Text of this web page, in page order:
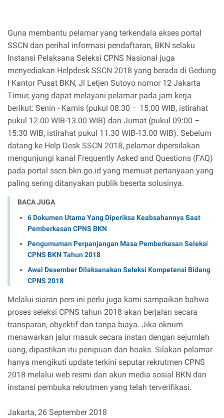
Guna membantu pelamar yang terkendala akses portal
SSCN dan perihal informasi pendaftaran, BKN selaku
Instansi Pelaksana Seleksi CPNS Nasional juga
menyediakan Helpdesk SSCN 2018 yang berada di Gedung
I Kantor Pusat BKN, Jl Letjen Sutoyo nomor 12 Jakarta
Timur, yang dapat melayani pelamar pada jam kerja
berikut: Senin - Kamis (pukul 08:30 – 15:00 WIB, istirahat
pukul 12.00 WIB-13.00 WIB) dan Jumat (pukul 09:00 –
15:30 WIB, istirahat pukul 11.30 WIB-13.00 WIB). Sebelum
datang ke Help Desk SSCN 2018, pelamar dipersilakan
mengunjungi kanal Frequently Asked and Questions (FAQ)
pada portal sscn.bkn.go.id yang memuat pertanyaan yang
paling sering ditanyakan publik beserta solusinya.
BACA JUGA
6 Dokumen Utama Yang Diperiksa Keabsahannya Saat
Pemberkasan CPNS BKN
Pengumuman Perpanjangan Masa Pemberkasan Seleksi
CPNS BKN Tahun 2018
Awal Desember Dilaksanakan Seleksi Kompetensi Bidang
CPNS 2018
Melalui siaran pers ini perlu juga kami sampaikan bahwa
proses seleksi CPNS tahun 2018 akan berjalan secara
transparan, obyektif dan tanpa biaya. Jika oknum
menawarkan jalur masuk secara instan dengan sejumlah
uang, dipastikan itu penipuan dan hoaks. Silakan pelamar
hanya mengikuti update terkini seputar rekrutmen CPNS
2018 melalui web resmi dan akun media sosial BKN dan
instansi pembuka rekrutmen yang telah terverifikasi.
Jakarta, 26 September 2018